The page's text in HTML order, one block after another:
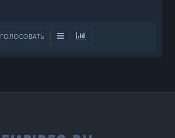
ГОЛОСОВАТЬ